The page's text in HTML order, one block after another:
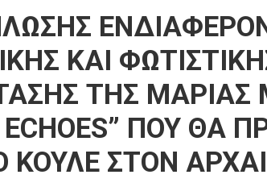
ΚΑΙ
ΤΗΣ
ECHOES” ΠΟΥ ΘΑ
ΚΟΥΛΕ ΣΤΟΝ